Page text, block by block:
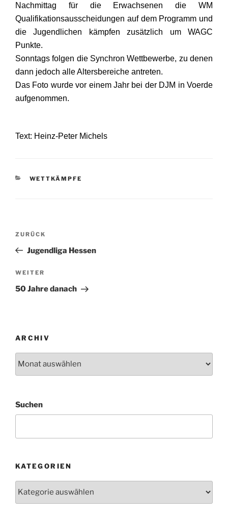
Nachmittag für die Erwachsenen die WM
Qualifikationsausscheidungen auf dem Programm und
die Jugendlichen kämpfen zusätzlich um WAGC
Punkte.
Sonntags folgen die Synchron Wettbewerbe, zu denen
dann jedoch alle Altersbereiche antreten.
Das Foto wurde vor einem Jahr bei der DJM in Voerde
aufgenommen.
Text: Heinz-Peter Michels
KATEGORIEN
WETTKÄMPFE
Beitragsnavigation
Vorheriger
Beitrag
ZURÜCK
Jugendliga Hessen
Nächster
Beitrag
WEITER
50 Jahre danach
ARCHIV
Suchen
KATEGORIEN